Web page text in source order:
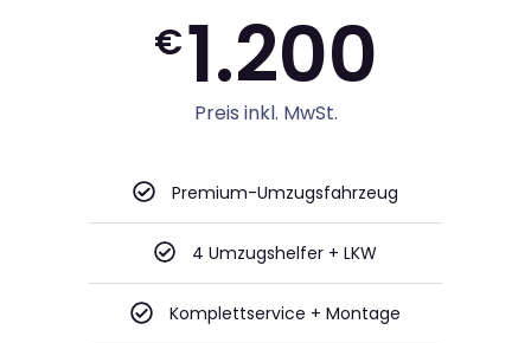
€1.200
Preis inkl. MwSt.
Premium-Umzugsfahrzeug
4 Umzugshelfer + LKW
Komplettservice + Montage